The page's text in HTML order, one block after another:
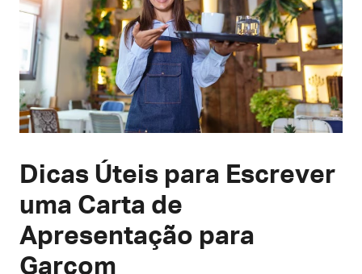
Dicas Úteis para Escrever
uma Carta de
Apresentação para
Garçom